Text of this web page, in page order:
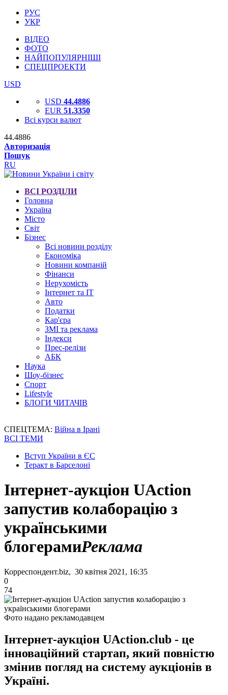
РУС
УКР
ВІДЕО
ФОТО
НАЙПОПУЛЯРНІШІ
СПЕЦПРОЕКТИ
USD
USD 44.4886
EUR 51.3350
Всі курси валют
44.4886
Авторизація
Пошук
RU
ВСІ РОЗДІЛИ
Головна
Україна
Місто
Світ
Бізнес
Всі новини розділу
Економіка
Новини компаній
Фінанси
Нерухомість
Інтернет та IT
Авто
Податки
Кар'єра
ЗМІ та реклама
Індекси
Прес-релізи
АБК
Наука
Шоу-бізнес
Спорт
Lifestyle
БЛОГИ ЧИТАЧІВ
СПЕЦТЕМА: Війна в Ірані
ВСІ ТЕМИ
Вступ України в ЄС
Теракт в Барселоні
Інтернет-аукціон UAction
запустив колаборацію з
українськими
блогерамиРеклама
Корреспондент.biz, 30 квітня 2021, 16:35
0
74
Фото надано рекламодавцем
Інтернет-аукціон UAction.club - це
інноваційний стартап, який повністю
змінив погляд на систему аукціонів в
Україні.